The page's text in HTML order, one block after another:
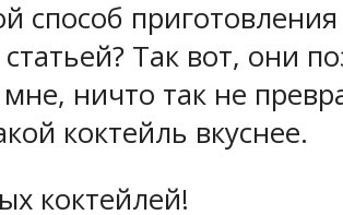
способ
Так вот, они
ничто так не
коктейль вкуснее.
коктейлей!